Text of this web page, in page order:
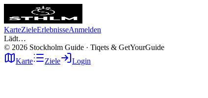
KarteZieleErlebnisseAnmelden
Lädt…
© 2026 Stockholm Guide · Tiqets & GetYourGuide
Karte
Ziele Login